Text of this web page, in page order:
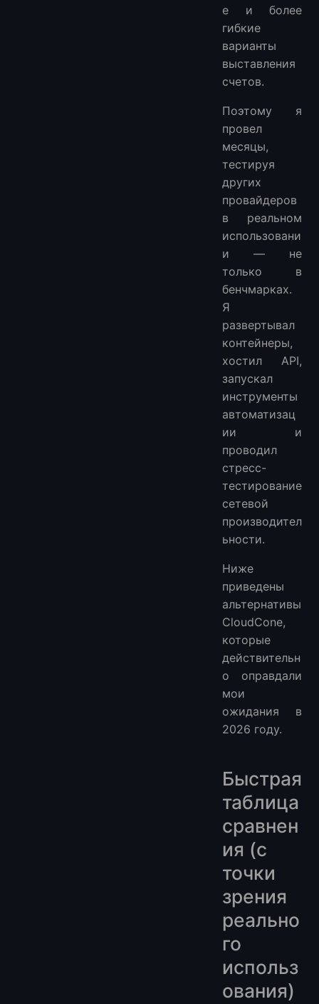
е и более
гибкие
варианты
выставления
счетов.
Поэтому я
провел
месяцы,
тестируя
других
провайдеров
в реальном
использовани
и — не
только в
бенчмарках.
Я
развертывал
контейнеры,
хостил API,
запускал
инструменты
автоматизац
ии и
проводил
стресс-
тестирование
сетевой
производител
ьности.
Ниже
приведены
альтернативы
CloudCone,
которые
действительн
о оправдали
мои
ожидания в
2026 году.
Быстрая
таблица
сравнен
ия (с
точки
зрения
реально
го
использ
ования)